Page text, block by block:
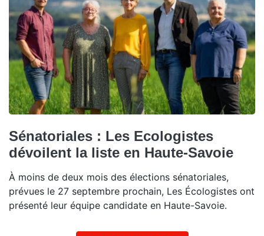
Sénatoriales : Les Ecologistes
dévoilent la liste en Haute-Savoie
À moins de deux mois des élections sénatoriales,
prévues le 27 septembre prochain, Les Écologistes ont
présenté leur équipe candidate en Haute-Savoie.